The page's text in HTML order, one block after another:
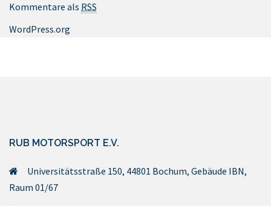
Kommentare als RSS
WordPress.org
RUB MOTORSPORT E.V.
Universitätsstraße 150, 44801 Bochum, Gebäude IBN,
Raum 01/67